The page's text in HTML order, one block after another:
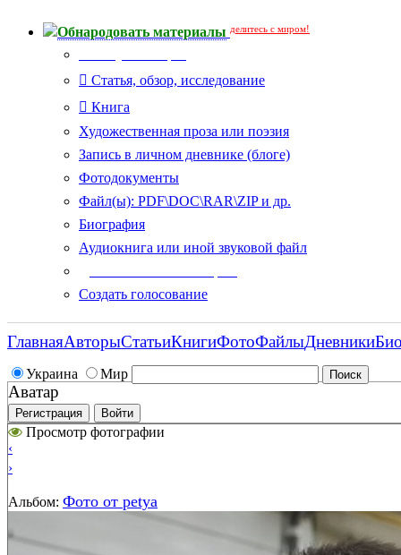
Обнародовать материалы делитесь с миром!
Статья, обзор, исследование
Книга
Художественная проза или поэзия
Запись в личном дневнике (блоге)
Фотодокументы
Файл(ы): PDF\DOC\RAR\ZIP и др.
Биография
Аудиокнига или иной звуковой файл
Создать голосование
Украина Мир
ГлавнаяАвторыСтатьиКнигиФотоФайлыДневники
Аватар
Регистрация Войти
Просмотр фотографии
‹
›
Альбом: Фото от petya